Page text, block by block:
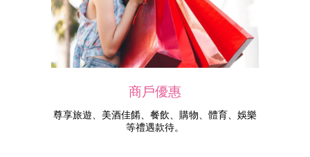
商戶優惠
尊享旅遊、美酒佳餚、餐飲、購物、體育、娛樂
等禮遇款待。